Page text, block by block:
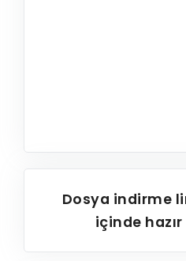
Dosya indirme
içinde